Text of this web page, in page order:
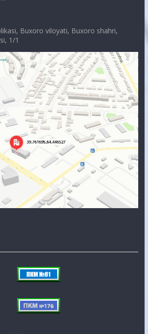
Buxoro viloyati, Buxoro shahri,
1/1